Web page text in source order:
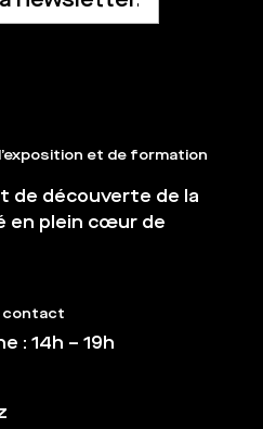
et de formation
de découverte de la
en plein cœur de
contact
: 14h – 19h